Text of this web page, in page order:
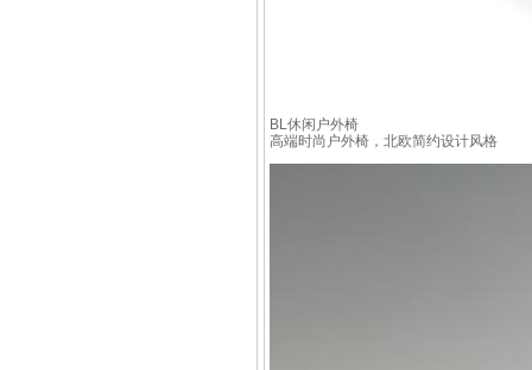
BL休闲户外椅
高端时尚户外椅，北欧简约设计风格